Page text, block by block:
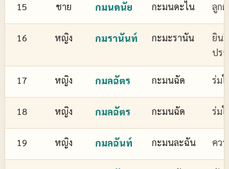
15 ชาย กมนดนัย กะมนดะไน ลูก
16 หญิง กมรานันท์ กะมะรานัน
ยิน
ปร
17 หญิง กมลฉัตร กะมนฉัด ร่มใ
18 หญิง กมลฉัตร กะมนฉัด ร่มใ
19 หญิง กมลฉันท์ กะมนละฉัน คว